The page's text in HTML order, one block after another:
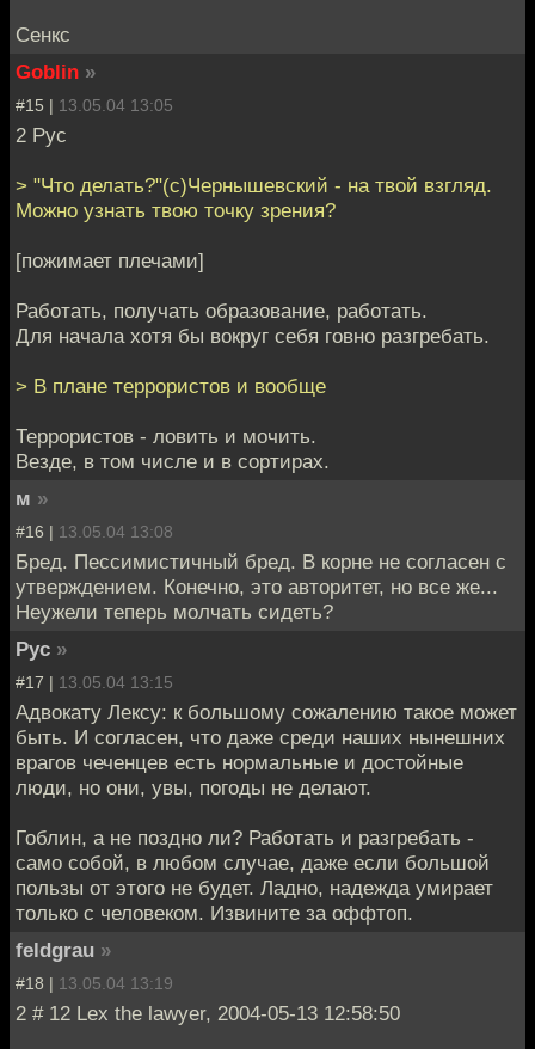
Сенкс
Goblin »
#15 | 13.05.04 13:05
2 Рус
> "Что делать?"(с)Чернышевский - на твой взгляд.
Можно узнать твою точку зрения?
[пожимает плечами]
Работать, получать образование, работать.
Для начала хотя бы вокруг себя говно разгребать.
> В плане террористов и вообще
Террористов - ловить и мочить.
Везде, в том числе и в сортирах.
м »
#16 | 13.05.04 13:08
Бред. Пессимистичный бред. В корне не согласен с
утверждением. Конечно, это авторитет, но все же...
Неужели теперь молчать сидеть?
Рус »
#17 | 13.05.04 13:15
Адвокату Лексу: к большому сожалению такое может
быть. И согласен, что даже среди наших нынешних
врагов чеченцев есть нормальные и достойные
люди, но они, увы, погоды не делают.
Гоблин, а не поздно ли? Работать и разгребать -
само собой, в любом случае, даже если большой
пользы от этого не будет. Ладно, надежда умирает
только с человеком. Извините за оффтоп.
feldgrau »
#18 | 13.05.04 13:19
2 # 12 Lex the lawyer, 2004-05-13 12:58:50